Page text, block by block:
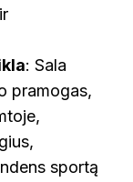
: Sala
pramogas,
sportą